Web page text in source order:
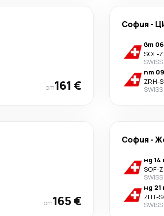
от161 €
София-
вт
SOF-
SWISS
пт
ZRH-
SWISS
от165 €
София-
нд
SOF-
SWISS
нд
ZHT-
SWISS